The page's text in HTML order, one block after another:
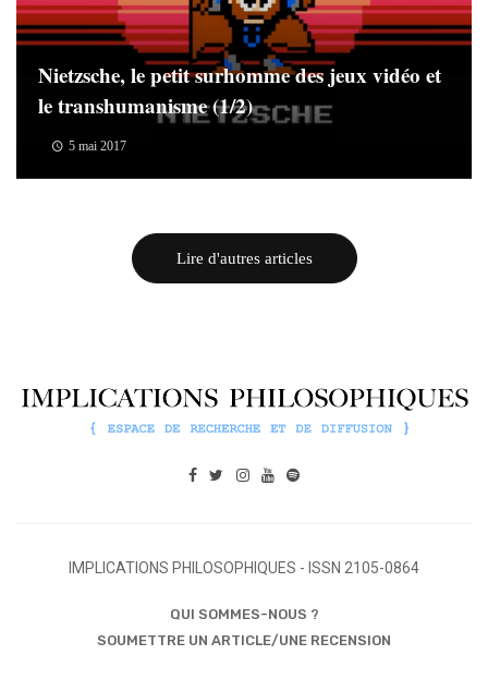
Nietzsche, le petit surhomme des jeux vidéo et
le transhumanisme (1/2)
5 mai 2017
Lire d'autres articles
IMPLICATIONS PHILOSOPHIQUES - ISSN 2105-0864
QUI SOMMES-NOUS ?
SOUMETTRE UN ARTICLE/UNE RECENSION